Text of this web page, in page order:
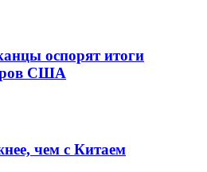
оспорят итоги
США
чем с Китаем